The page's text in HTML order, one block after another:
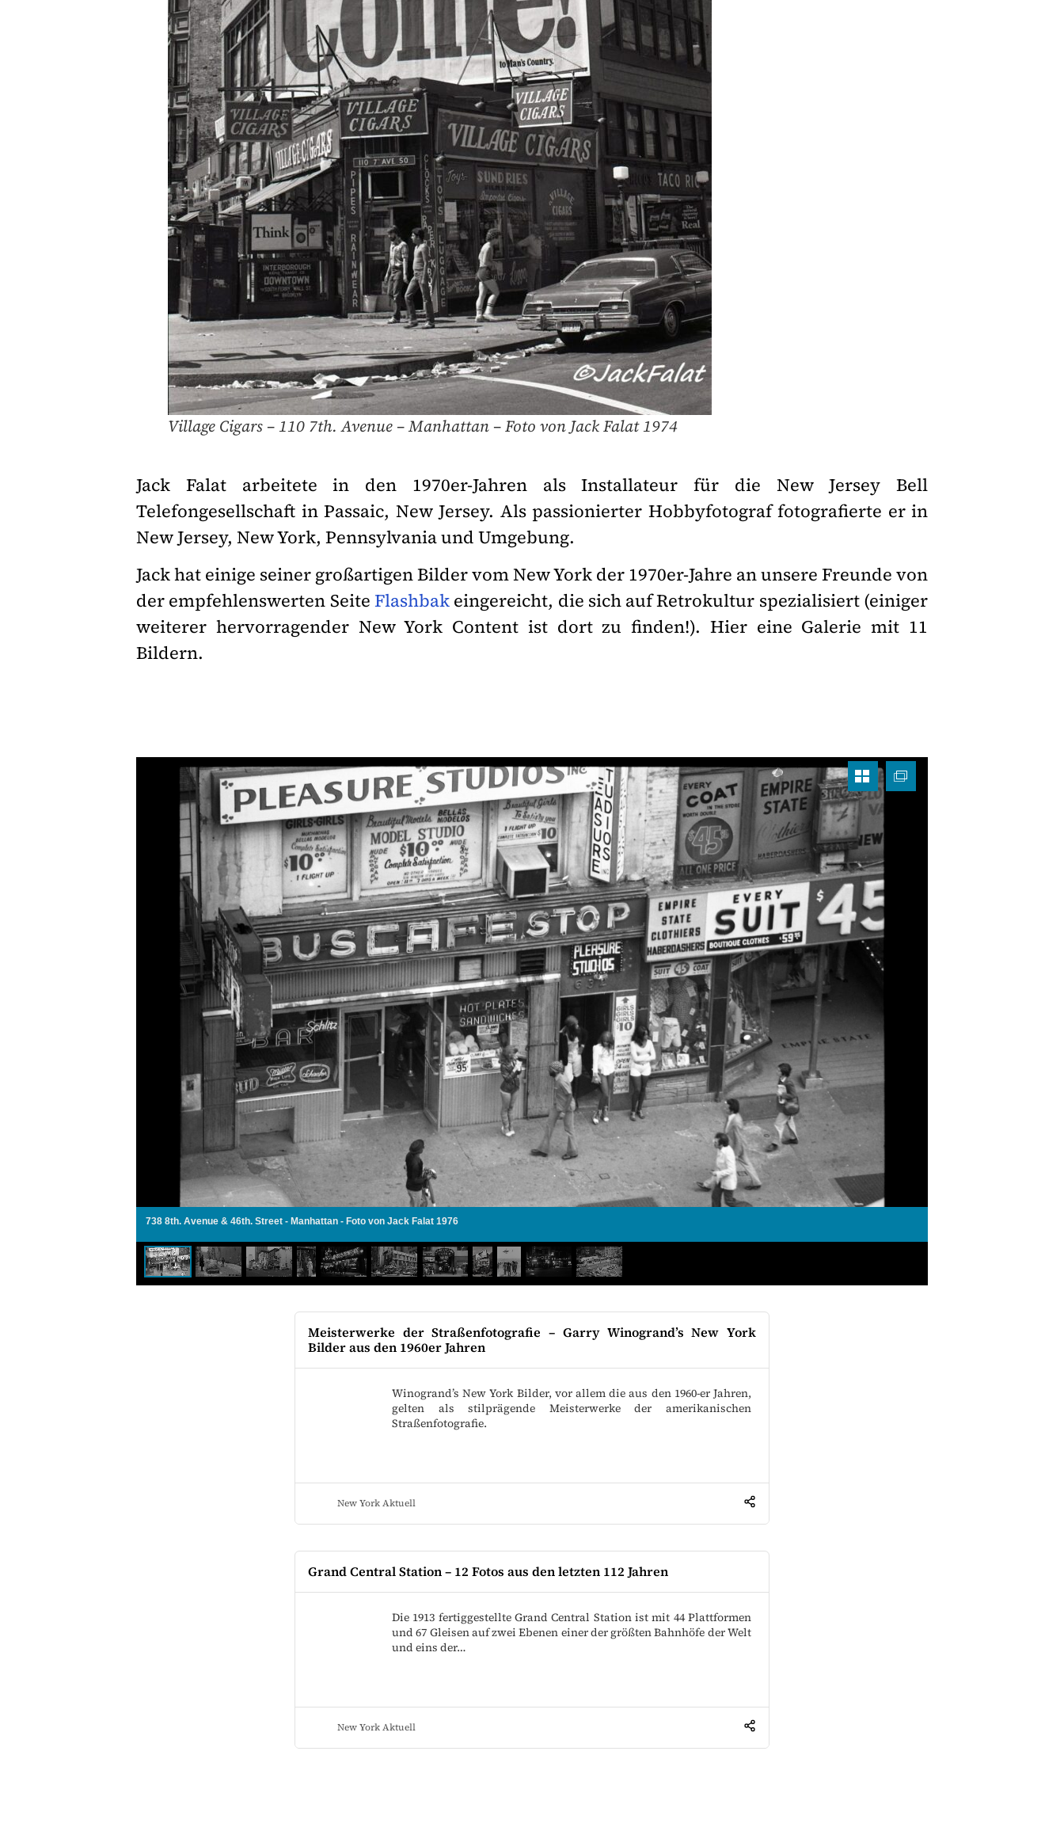
Village Cigars – 110 7th. Avenue – Manhattan – Foto von Jack Falat 1974
Jack Falat arbeitete in den 1970er-Jahren als Installateur für die New Jersey Bell
Telefongesellschaft in Passaic, New Jersey. Als passionierter Hobbyfotograf fotografierte er in
New Jersey, New York, Pennsylvania und Umgebung.
Jack hat einige seiner großartigen Bilder vom New York der 1970er-Jahre an unsere Freunde von
der empfehlenswerten Seite Flashbakeingereicht, die sich auf Retrokultur spezialisiert (einiger
weiterer hervorragender New York Content ist dort zu finden!). Hier eine Galerie mit 11
Bildern.
738 8th. Avenue & 46th. Street - Manhattan - Foto von Jack Falat 1976
Meisterwerke der Straßenfotografie – Garry Winogrand’s New York
Bilder aus den 1960er Jahren
Winogrand’s New York Bilder, vor allem die aus den 1960-er Jahren,
gelten als stilprägende Meisterwerke der amerikanischen
Straßenfotografie.
New York Aktuell
Grand Central Station – 12 Fotos aus den letzten 112 Jahren
Die 1913 fertiggestellte Grand Central Station ist mit 44 Plattformen
und 67 Gleisen auf zwei Ebenen einer der größten Bahnhöfe der Welt
und eins der…
New York Aktuell